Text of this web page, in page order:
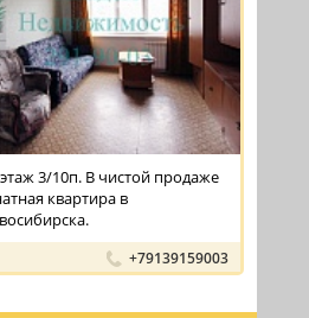
3/10п. В чистой продаже
квартира в
+79139159003